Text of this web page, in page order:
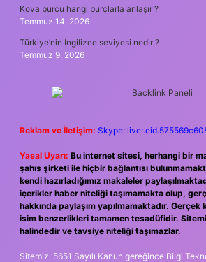
Kova burcu hangi burçlarla anlaşır ?
Temmuz 14, 2026
Türkiye’nin İngilizce seviyesi nedir ?
Temmuz 9, 2026
Reklam ve İletişim: Skype:
Yasal Uyarı: Bu internet sitesi, herhangi bir
şahıs şirketi ile hiçbir bağlantısı
kendi hazırladığımız makaleler
içerikler haber niteliği taşımamakta olup,
hakkında paylaşım yapılmamaktadır.
isim benzerlikleri tamamen tesadüfidir.
halindedir ve tavsiye niteliği taşımazlar.
Sitemiz, 5651 Sayılı Kanun gereğince Bilgi